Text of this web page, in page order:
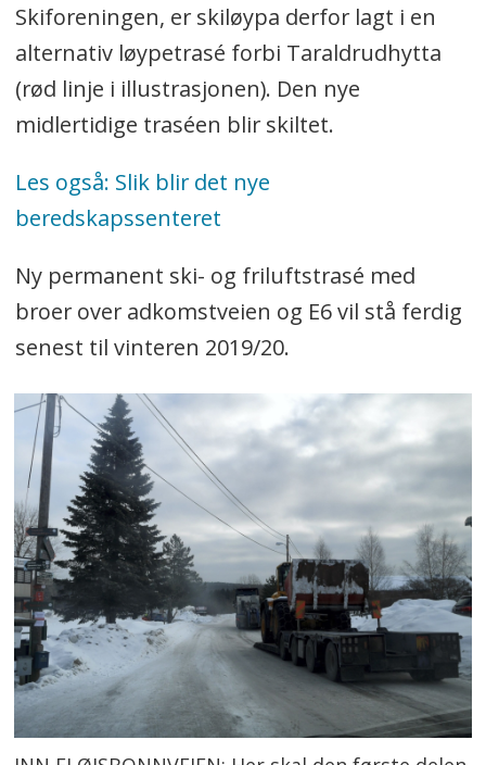
Skiforeningen, er skiløypa derfor lagt i en
alternativ løypetrasé forbi Taraldrudhytta
(rød linje i illustrasjonen). Den nye
midlertidige traséen blir skiltet.
Les også: Slik blir det nye
beredskapssenteret
Ny permanent ski- og friluftstrasé med
broer over adkomstveien og E6 vil stå ferdig
senest til vinteren 2019/20.